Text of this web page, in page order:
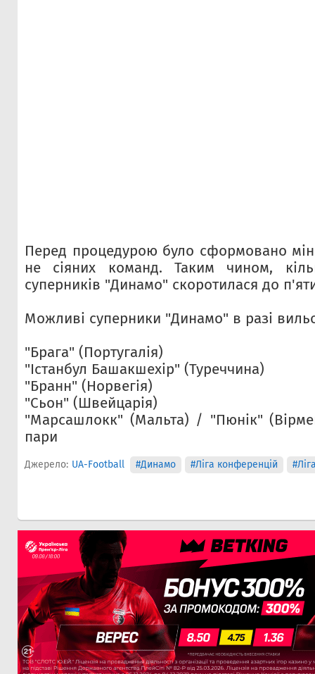
Перед процедурою було сформовано
не сіяних команд. Таким чином,
суперників "Динамо" скоротилася до
Можливі суперники "Динамо" в разі
"Брага" (Португалія)
"Істанбул Башакшехір" (Туреччина)
"Бранн" (Норвегія)
"Сьон" (Швейцарія)
"Марсашлокк" (Мальта) / "Пюнік"
пари
Джерело: UA-Football #Динамо #Ліга конференцій